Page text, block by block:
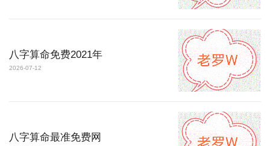
八字算命免费2021年
2026-07-12
八字算命最准免费网